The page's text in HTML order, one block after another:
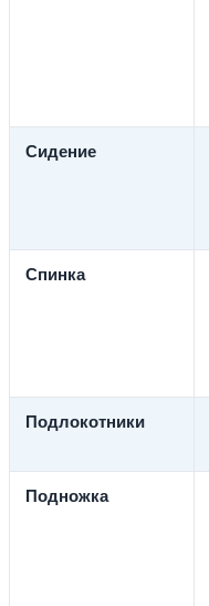
Сидение
Спинка
Подлокотники
Подножка